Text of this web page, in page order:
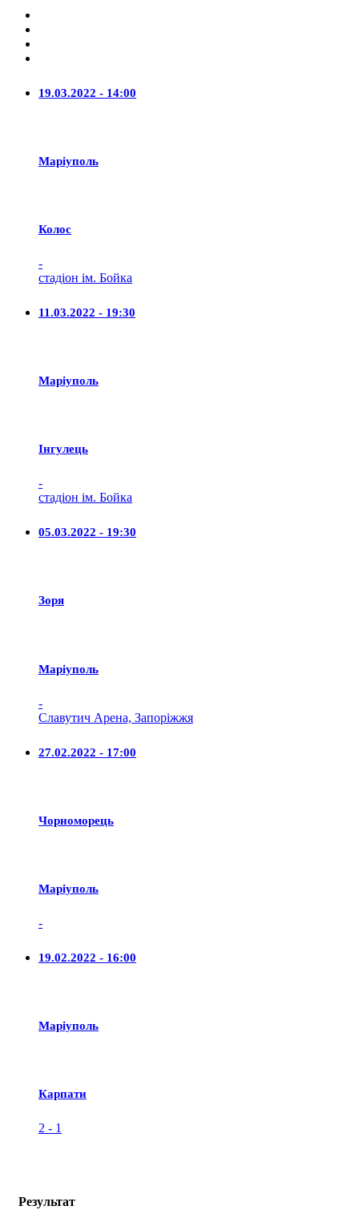
19.03.2022 - 14:00
Маріуполь
Колос
-
стадіон ім. Бойка
11.03.2022 - 19:30
Маріуполь
Iнгулець
-
стадіон ім. Бойка
05.03.2022 - 19:30
Зоря
Маріуполь
-
Славутич Арена, Запоріжжя
27.02.2022 - 17:00
Чорноморець
Маріуполь
-
19.02.2022 - 16:00
Маріуполь
Карпати
2 - 1
Результат